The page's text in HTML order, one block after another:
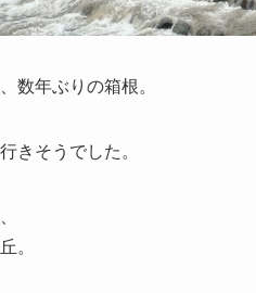
数年ぶりの箱根。
きそうでした。
。